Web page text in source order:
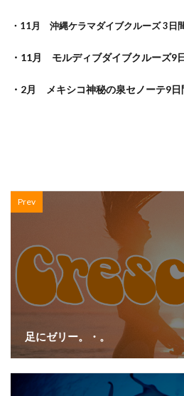
・11月 沖縄ケラマダイブクルーズ 3日
・11月 モルディブダイブクルーズ9
・2月 メキシコ神秘の泉セノーテ9日
Prev
足にゼリー。・。